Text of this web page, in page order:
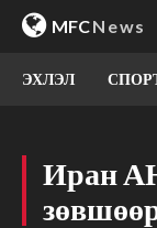
MFCNews
ЭХЛЭЛ
Иран